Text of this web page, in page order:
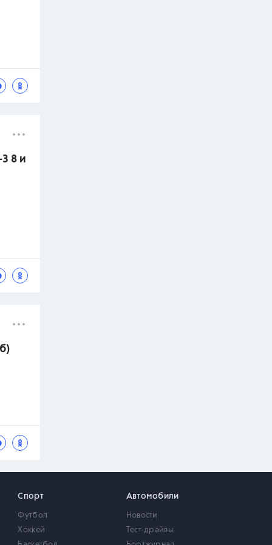
8 и
Спорт
Футбол
Хоккей
Автомобили
Новости
Тест-драйвы